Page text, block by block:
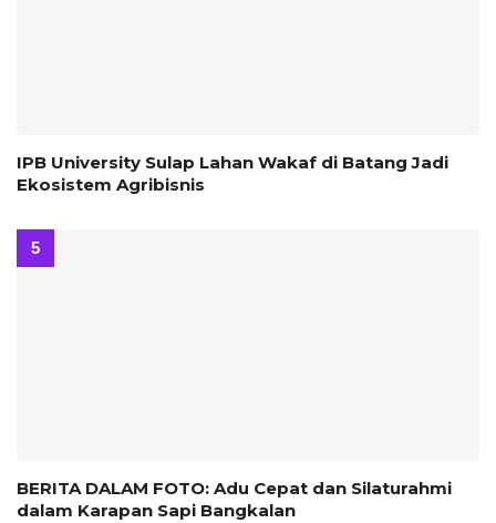
IPB University Sulap Lahan Wakaf di Batang Jadi
Ekosistem Agribisnis
BERITA DALAM FOTO: Adu Cepat dan Silaturahmi
dalam Karapan Sapi Bangkalan